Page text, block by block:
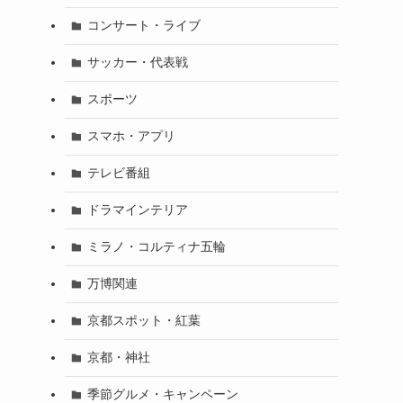
コンサート・ライブ
サッカー・代表戦
スポーツ
スマホ・アプリ
テレビ番組
ドラマインテリア
ミラノ・コルティナ五輪
万博関連
京都スポット・紅葉
京都・神社
季節グルメ・キャンペーン